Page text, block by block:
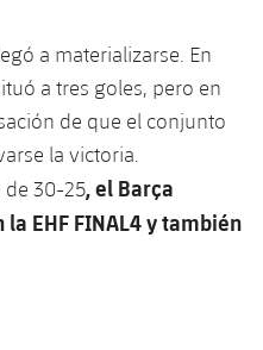
a materializarse. En
a tres goles, pero en
de que el conjunto
la victoria.
de 30-25 , el Barça
EHF FINAL4 y también